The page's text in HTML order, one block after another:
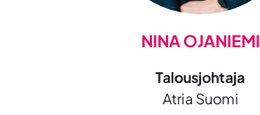
NINA OJANIEMI
Talousjohtaja
Atria Suomi